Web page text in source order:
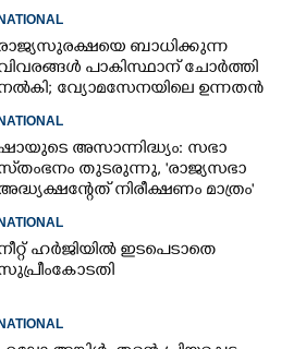
ബാധിക്കുന്ന
പാകിസ്ഥാന് ചോ‌ർത്തി
വ്യോമസേനയിലെ ഉന്നതൻ
അസാന്നിദ്ധ്യം: സഭാ
തുടരുന്നു, 'രാജ്യസഭാ
നിരീക്ഷണം മാത്രം'
ഹർജിയിൽ ഇടപെടാതെ